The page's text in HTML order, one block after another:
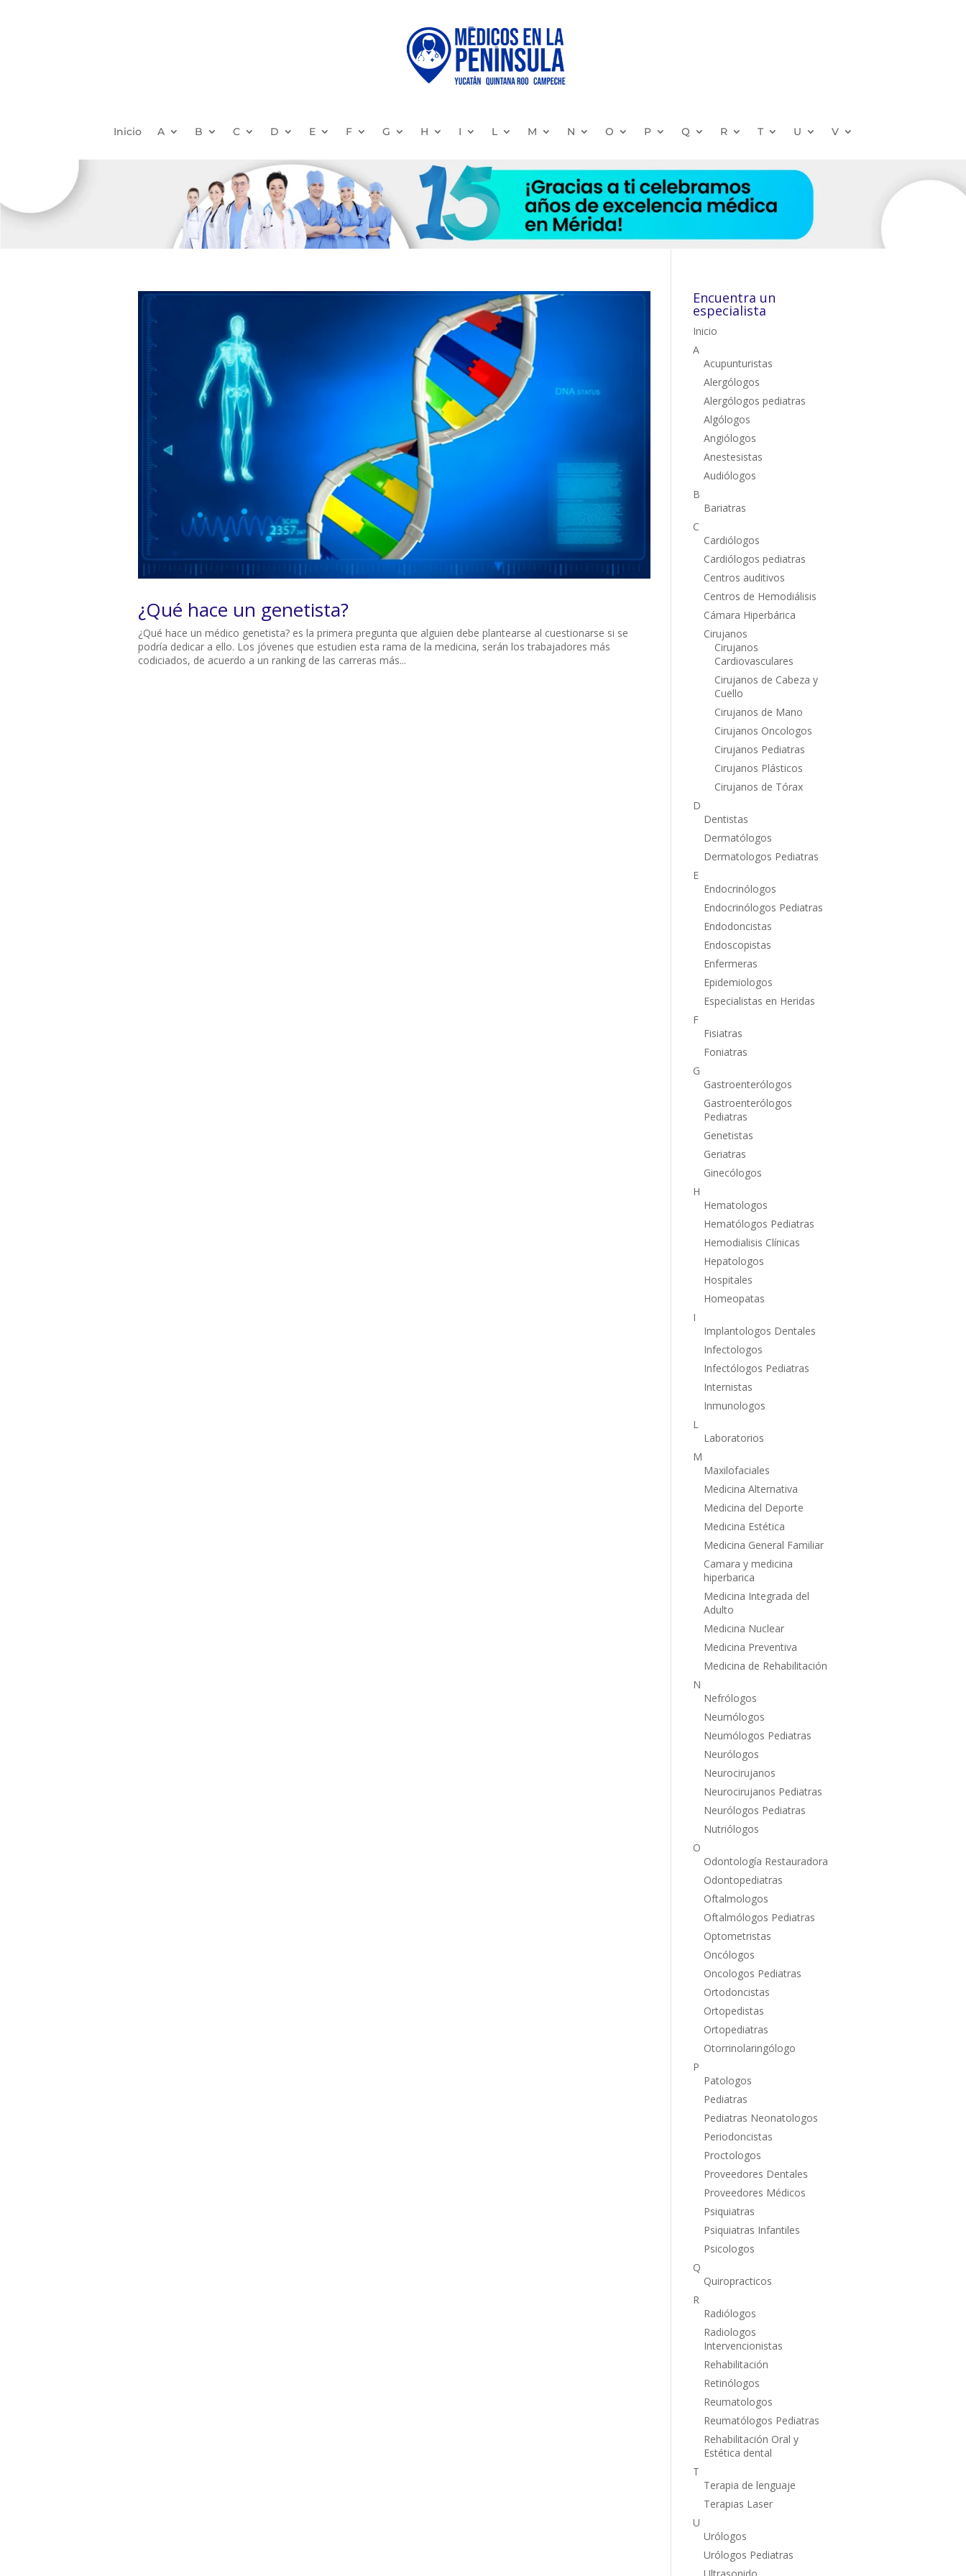
Inicio A B C D E F G H I L M N O P Q R T U V
¿Qué hace un genetista?
¿Qué hace un médico genetista? es la primera pregunta que alguien debe plantearse al cuestionarse si se
podría dedicar a ello. Los jóvenes que estudien esta rama de la medicina, serán los trabajadores más
codiciados, de acuerdo a un ranking de las carreras más...
Encuentra un
especialista
Inicio
A
Acupunturistas
Alergólogos
Alergólogos pediatras
Algólogos
Angiólogos
Anestesistas
Audiólogos
B
Bariatras
C
Cardiólogos
Cardiólogos pediatras
Centros auditivos
Centros de Hemodiálisis
Cámara Hiperbárica
Cirujanos
Cirujanos
Cardiovasculares
Cirujanos de Cabeza y
Cuello
Cirujanos de Mano
Cirujanos Oncologos
Cirujanos Pediatras
Cirujanos Plásticos
Cirujanos de Tórax
D
Dentistas
Dermatólogos
Dermatologos Pediatras
E
Endocrinólogos
Endocrinólogos Pediatras
Endodoncistas
Endoscopistas
Enfermeras
Epidemiologos
Especialistas en Heridas
F
Fisiatras
Foniatras
G
Gastroenterólogos
Gastroenterólogos
Pediatras
Genetistas
Geriatras
Ginecólogos
H
Hematologos
Hematólogos Pediatras
Hemodialisis Clínicas
Hepatologos
Hospitales
Homeopatas
I
Implantologos Dentales
Infectologos
Infectólogos Pediatras
Internistas
Inmunologos
L
Laboratorios
M
Maxilofaciales
Medicina Alternativa
Medicina del Deporte
Medicina Estética
Medicina General Familiar
Camara y medicina
hiperbarica
Medicina Integrada del
Adulto
Medicina Nuclear
Medicina Preventiva
Medicina de Rehabilitación
N
Nefrólogos
Neumólogos
Neumólogos Pediatras
Neurólogos
Neurocirujanos
Neurocirujanos Pediatras
Neurólogos Pediatras
Nutriólogos
O
Odontología Restauradora
Odontopediatras
Oftalmologos
Oftalmólogos Pediatras
Optometristas
Oncólogos
Oncologos Pediatras
Ortodoncistas
Ortopedistas
Ortopediatras
Otorrinolaringólogo
P
Patologos
Pediatras
Pediatras Neonatologos
Periodoncistas
Proctologos
Proveedores Dentales
Proveedores Médicos
Psiquiatras
Psiquiatras Infantiles
Psicologos
Q
Quiropracticos
R
Radiólogos
Radiologos
Intervencionistas
Rehabilitación
Retinólogos
Reumatologos
Reumatólogos Pediatras
Rehabilitación Oral y
Estética dental
T
Terapia de lenguaje
Terapias Laser
U
Urólogos
Urólogos Pediatras
Ultrasonido